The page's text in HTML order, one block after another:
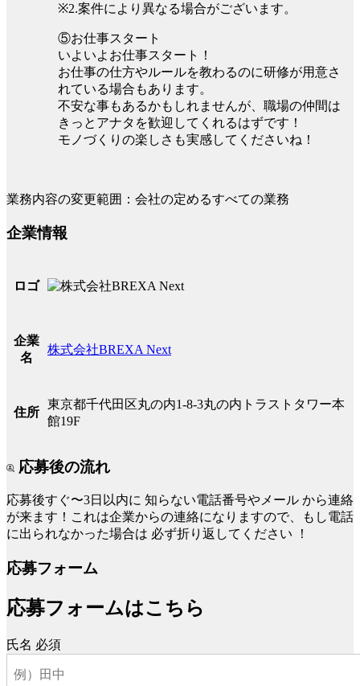
※2.案件により異なる場合がございます。
⑤お仕事スタート
いよいよお仕事スタート！
お仕事の仕方やルールを教わるのに研修が用意さ
れている場合もあります。
不安な事もあるかもしれませんが、職場の仲間は
きっとアナタを歓迎してくれるはずです！
モノづくりの楽しさも実感してくださいね！
業務内容の変更範囲：会社の定めるすべての業務
企業情報
ロゴ
企業
名
株式会社BREXA Next
住所
東京都千代田区丸の内1-8-3丸の内トラストタワー本
館19F
応募後の流れ
応募後すぐ〜3日以内に 知らない電話番号やメール から連絡
が来ます！これは企業からの連絡になりますので、もし電話
に出られなかった場合は 必ず折り返してください ！
応募フォーム
応募フォームはこちら
氏名 必須